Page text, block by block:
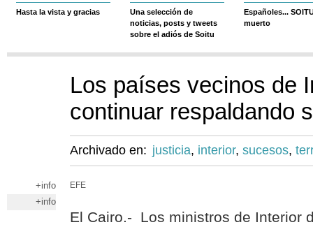
Hasta la vista y gracias
Una selección de
noticias, posts y tweets
sobre el adiós de Soitu
Españoles...
muerto
Los países vecinos de
continuar respaldando
Archivado en: justicia, interior, sucesos,
+info
+info
EFE
El Cairo.- Los ministros de Interior